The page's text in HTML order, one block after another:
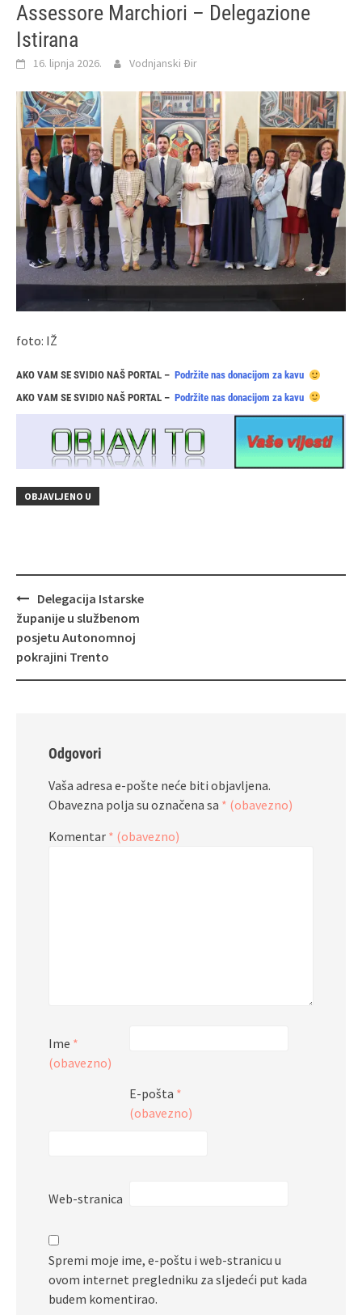
Assessore Marchiori – Delegazione
Istirana
16. lipnja 2026. Vodnjanski Đir
foto: IŽ
AKO VAM SE SVIDIO NAŠ PORTAL – Podržite nas donacijom za kavu
AKO VAM SE SVIDIO NAŠ PORTAL – Podržite nas donacijom za kavu
OBJAVLJENO U
Navigacija
objava
Delegacija Istarske
županije u službenom
posjetu Autonomnoj
pokrajini Trento
Odgovori
Vaša adresa e-pošte neće biti objavljena.
Obavezna polja su označena sa * (obavezno)
Komentar * (obavezno)
Ime *
(obavezno)
E-pošta *
(obavezno)
Web-stranica
Spremi moje ime, e-poštu i web-stranicu u
ovom internet pregledniku za sljedeći put kada
budem komentirao.